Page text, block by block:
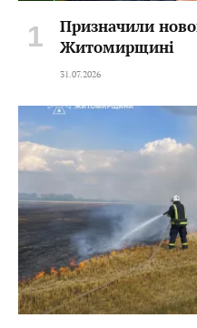
Призначили
Житомирщині
31.07.2026